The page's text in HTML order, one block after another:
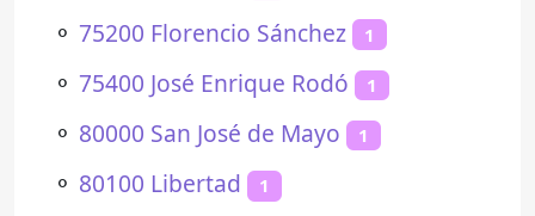
⚬ 75200 Florencio Sánchez 1
⚬ 75400 José Enrique Rodó 1
⚬ 80000 San José de Mayo 1
⚬ 80100 Libertad 1